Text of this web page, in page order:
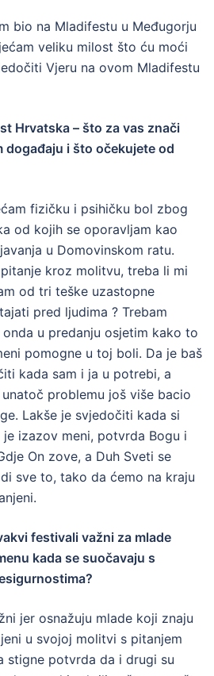
bio na Mladifestu u Međugorju
veliku milost što ću moći
Vjeru na ovom Mladifestu
Hrvatska – što za vas znači
događaju i što očekujete od
fizičku i psihičku bol zbog
od kojih se oporavljam kao
u Domovinskom ratu.
kroz molitvu, treba li mi
od tri teške uzastopne
pred ljudima ? Trebam
u predanju osjetim kako to
pomogne u toj boli. Da je baš
kada sam i ja u potrebi, a
problemu još više bacio
Lakše je svjedočiti kada si
izazov meni, potvrda Bogu i
On zove, a Duh Sveti se
sve to, tako da ćemo na kraju
festivali važni za mlade
kada se suočavaju s
jer osnažuju mlade koji znaju
u svojoj molitvi s pitanjem
stigne potvrda da i drugi su